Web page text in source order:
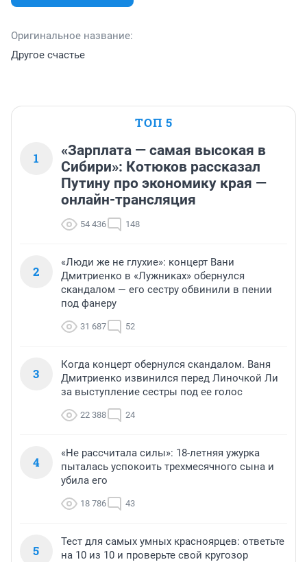
Оригинальное название:
Другое счастье
ТОП 5
1
«Зарплата — самая высокая в
Сибири»: Котюков рассказал
Путину про экономику края —
онлайн-трансляция
54 436 148
2
«Люди же не глухие»: концерт Вани
Дмитриенко в «Лужниках» обернулся
скандалом — его сестру обвинили в пении
под фанеру
31 687 52
3
Когда концерт обернулся скандалом. Ваня
Дмитриенко извинился перед Линочкой Ли
за выступление сестры под ее голос
22 388 24
4
«Не рассчитала силы»: 18-летняя ужурка
пыталась успокоить трехмесячного сына и
убила его
18 786 43
5
Тест для самых умных красноярцев: ответьте
на 10 из 10 и проверьте свой кругозор